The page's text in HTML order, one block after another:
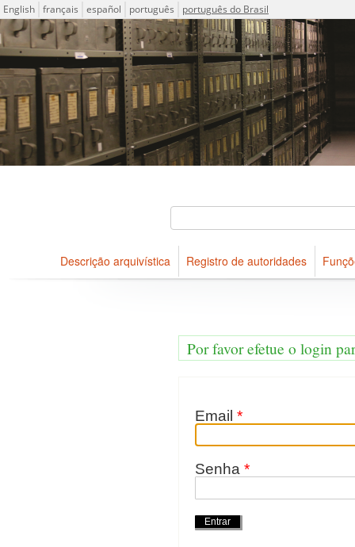
Idioma
English français español português português do Brasil
Descrições arquivísticas do acervo do Arquivo Público do
Projeto ICA-AtoM
Descrição arquivística Registro de autoridades
Por favor efetue o login
Email *
Senha *
Ações